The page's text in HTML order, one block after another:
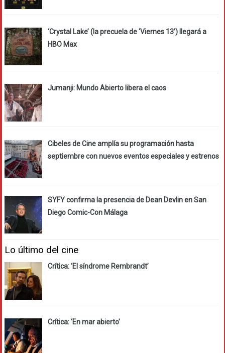
‘Crystal Lake’ (la precuela de ‘Viernes 13’) llegará a
HBO Max
Jumanji: Mundo Abierto libera el caos
Cibeles de Cine amplía su programación hasta
septiembre con nuevos eventos especiales y estrenos
SYFY confirma la presencia de Dean Devlin en San
Diego Comic-Con Málaga
Lo último del cine
Crítica: ‘El síndrome Rembrandt’
Crítica: ‘En mar abierto’